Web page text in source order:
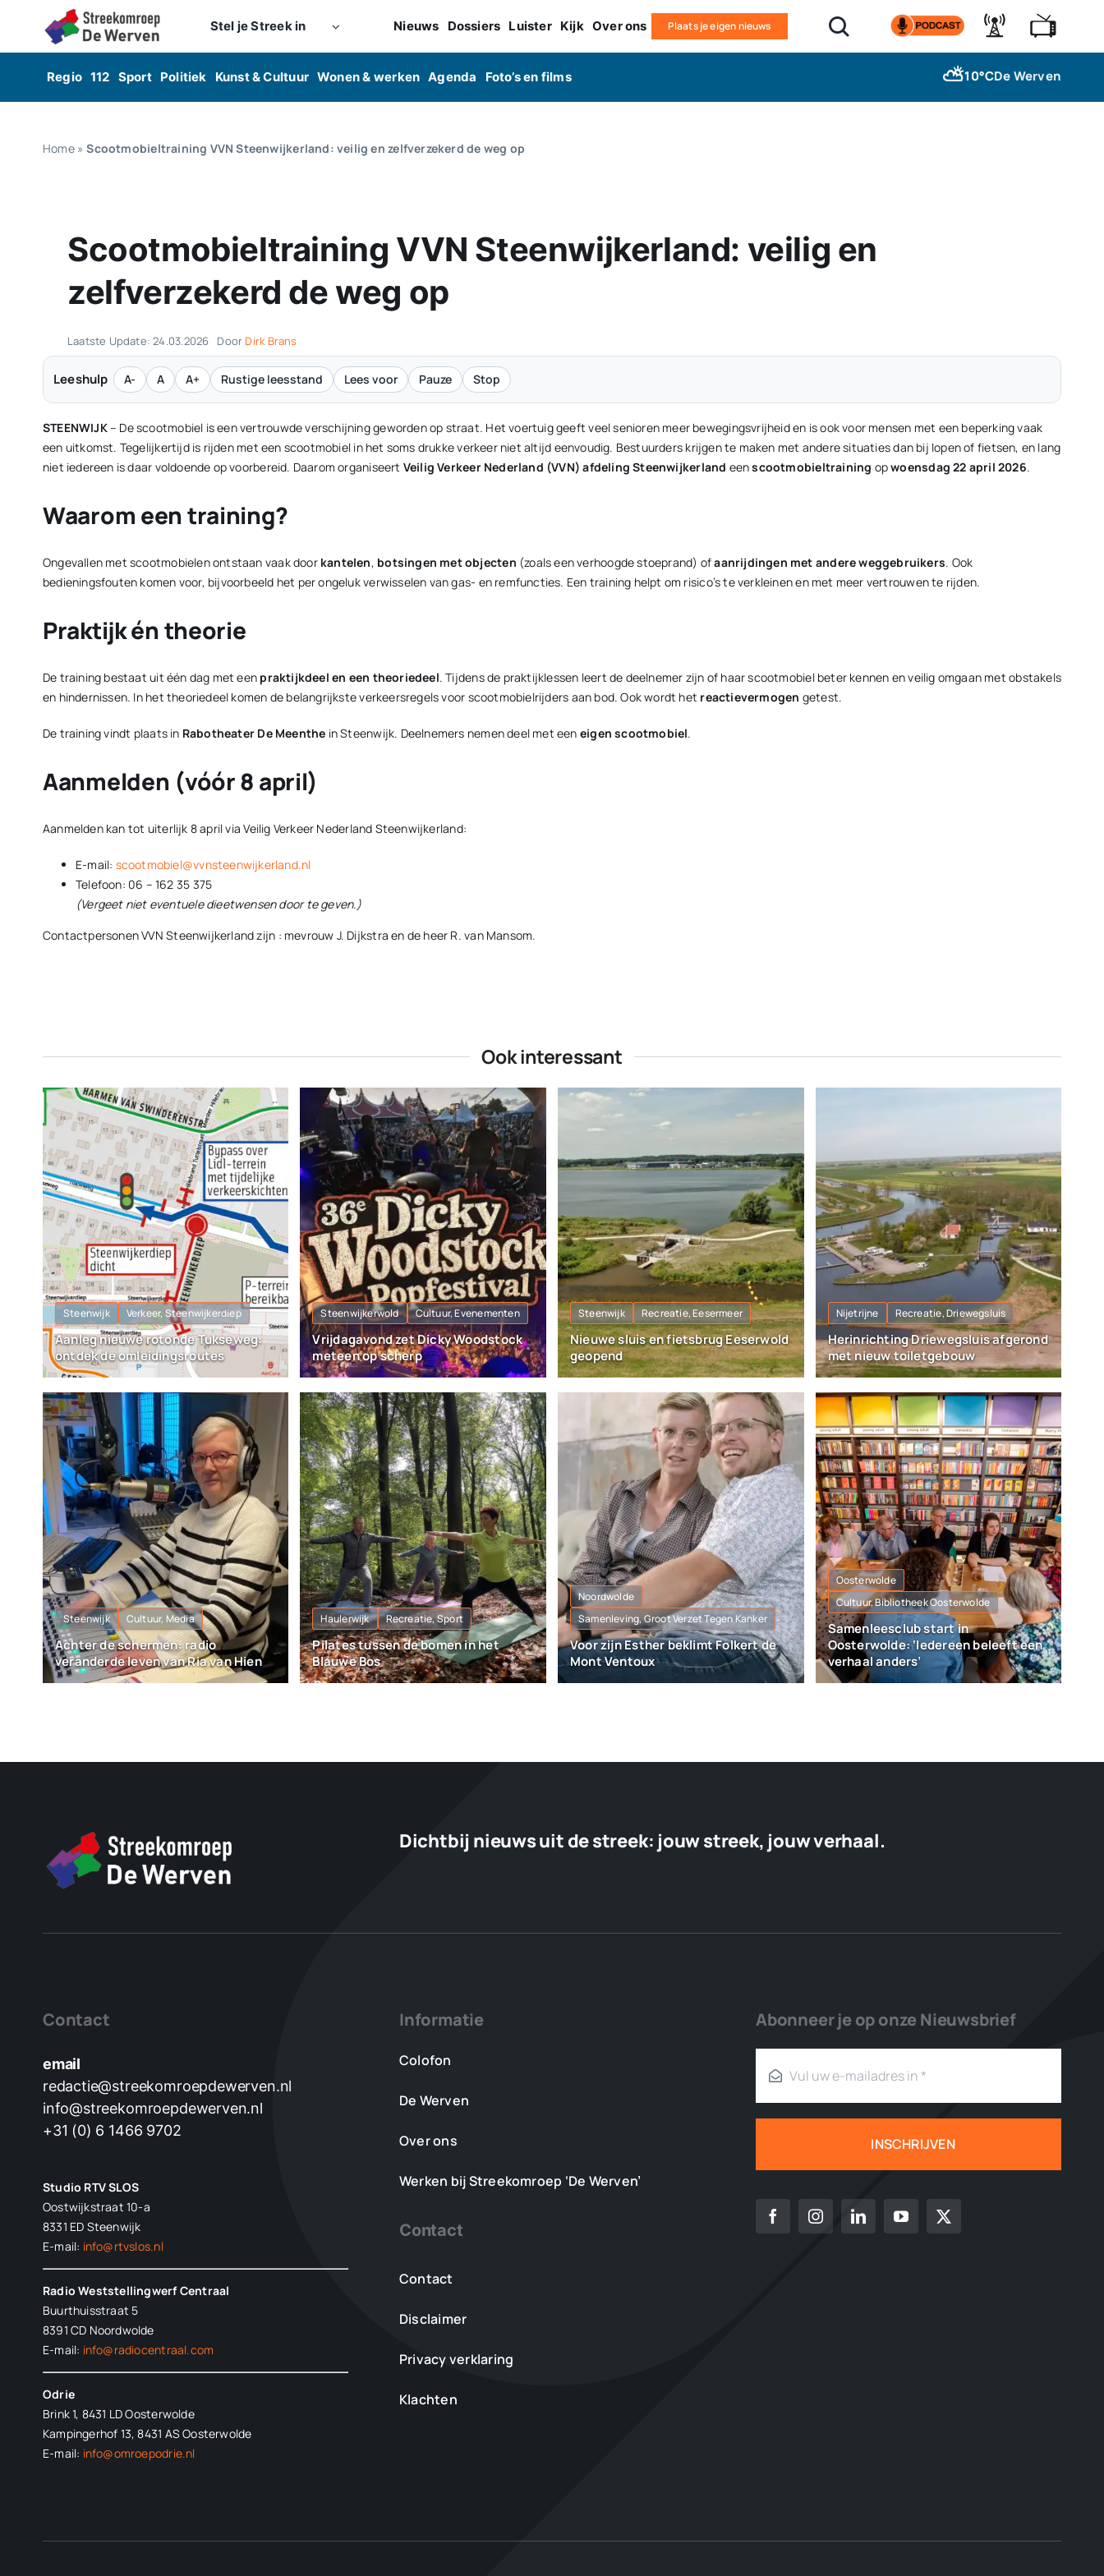
Stel je Streek in Nieuws Dossiers Luister Kijk Over ons Plaats je eigen nieuws
Regio 112 Sport Politiek Kunst & Cultuur Wonen & werken Agenda Foto’s en films ⛅10°CDe Werven
Home»Scootmobieltraining VVN Steenwijkerland: veilig en zelfverzekerd de weg op
Scootmobieltraining VVN Steenwijkerland: veilig en
zelfverzekerd de weg op
Laatste Update: 24.03.2026 Door Dirk Brans
Leeshulp A- A A+ Rustige leesstand Lees voor Pauze Stop
STEENWIJK– De scootmobiel is een vertrouwde verschijning geworden op straat. Het voertuig geeft veel senioren meer bewegingsvrijheid en is ook voor mensen met een beperking vaak
een uitkomst. Tegelijkertijd is rijden met een scootmobiel in het soms drukke verkeer niet altijd eenvoudig. Bestuurders krijgen te maken met andere situaties dan bij lopen of fietsen, en lang
niet iedereen is daar voldoende op voorbereid. Daarom organiseert Veilig Verkeer Nederland (VVN) afdeling Steenwijkerland eenscootmobieltraining opwoensdag 22 april 2026.
Waarom een training?
Ongevallen met scootmobielen ontstaan vaak door kantelen, botsingen met objecten (zoals een verhoogde stoeprand) ofaanrijdingen met andere weggebruikers. Ook
bedieningsfouten komen voor, bijvoorbeeld het per ongeluk verwisselen van gas- en remfuncties. Een training helpt om risico’s te verkleinen en met meer vertrouwen te rijden.
Praktijk én theorie
De training bestaat uit één dag met een praktijkdeel en een theoriedeel. Tijdens de praktijklessen leert de deelnemer zijn of haar scootmobiel beter kennen en veilig omgaan met obstakels
en hindernissen. In het theoriedeel komen de belangrijkste verkeersregels voor scootmobielrijders aan bod. Ook wordt het reactievermogen getest.
De training vindt plaats in Rabotheater De Meenthe in Steenwijk. Deelnemers nemen deel met een eigen scootmobiel.
Aanmelden (vóór 8 april)
Aanmelden kan tot uiterlijk 8 april via Veilig Verkeer Nederland Steenwijkerland:
E-mail: scootmobiel@vvnsteenwijkerland.nl
Telefoon: 06 – 162 35 375
(Vergeet niet eventuele dieetwensen door te geven.)
Contactpersonen VVN Steenwijkerland zijn : mevrouw J. Dijkstra en de heer R. van Mansom.
Ook interessant
Steenwijk Verkeer, Steenwijkerdiep
Aanleg nieuwe rotonde Tukseweg:
ontdek de omleidingsroutes
Steenwijkerwold Cultuur, Evenementen
Vrijdagavond zet Dicky Woodstock
meteen op scherp
Steenwijk Recreatie, Eesermeer
Nieuwe sluis en fietsbrug Eeserwold
geopend
Nijetrijne Recreatie, Driewegsluis
Herinrichting Driewegsluis afgerond
met nieuw toiletgebouw
Steenwijk Cultuur, Media
Achter de schermen: radio
veranderde leven van Ria van Hien
Haulerwijk Recreatie, Sport
Pilates tussen de bomen in het
Blauwe Bos
Noordwolde
Samenleving, Groot Verzet Tegen Kanker
Voor zijn Esther beklimt Folkert de
Mont Ventoux
Oosterwolde
Cultuur, Bibliotheek Oosterwolde
Samenleesclub start in
Oosterwolde: ‘Iedereen beleeft een
verhaal anders’
Dichtbij nieuws uit de streek: jouw streek, jouw verhaal.
Contact
email
redactie@streekomroepdewerven.nl
info@streekomroepdewerven.nl
+31 (0) 6 1466 9702
Studio RTV SLOS
Oostwijkstraat 10-a
8331 ED Steenwijk
E-mail: info@rtvslos.nl
Radio Weststellingwerf Centraal
Buurthuisstraat 5
8391 CD Noordwolde
E-mail: info@radiocentraal.com
Odrie
Brink 1, 8431 LD Oosterwolde
Kampingerhof 13, 8431 AS Oosterwolde
E-mail: info@omroepodrie.nl
Informatie
Colofon
De Werven
Over ons
Werken bij Streekomroep ‘De Werven’
Contact
Contact
Disclaimer
Privacy verklaring
Klachten
Abonneer je op onze Nieuwsbrief
INSCHRIJVEN